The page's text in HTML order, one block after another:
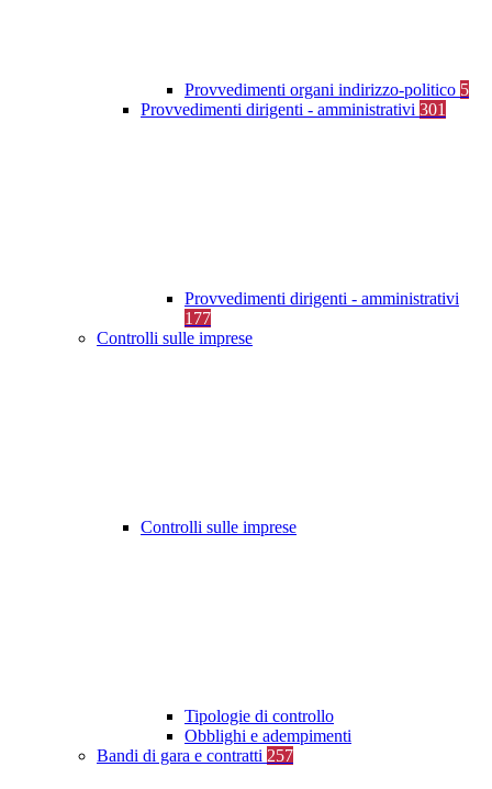
Provvedimenti organi indirizzo-politico 5
Provvedimenti dirigenti - amministrativi 301
Provvedimenti dirigenti - amministrativi
177
Controlli sulle imprese
Controlli sulle imprese
Tipologie di controllo
Obblighi e adempimenti
Bandi di gara e contratti 257